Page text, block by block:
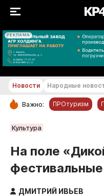
РЕКЛАМА
РУБРИКИ
Новости
Статьи
Народные
Новости Народные
Важно: ПРОтуризм
Культура
На поле
ДМИТРИЙ ИВЬЕВ